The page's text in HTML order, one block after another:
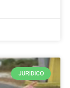
JURIDICO